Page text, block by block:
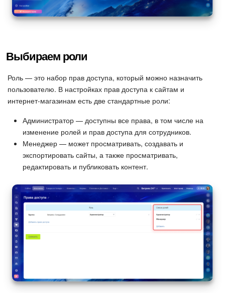
КЭДО
Маркетинг
Центр продаж
BI Конструктор
Автоматизация
Интеграция 1С и Битрикс24
Сотрудники
Бизнес-процессы
Контакт-центр
Выбираем роли
Роль — это набор прав доступа, который можно назначить
пользователю. В настройках прав доступа к сайтам и
интернет-магазинам есть две стандартные роли:
Администратор — доступны все права, в том числе на
изменение ролей и прав доступа для сотрудников.
Менеджер — может просматривать, создавать и
экспортировать сайты, а также просматривать,
редактировать и публиковать контент.